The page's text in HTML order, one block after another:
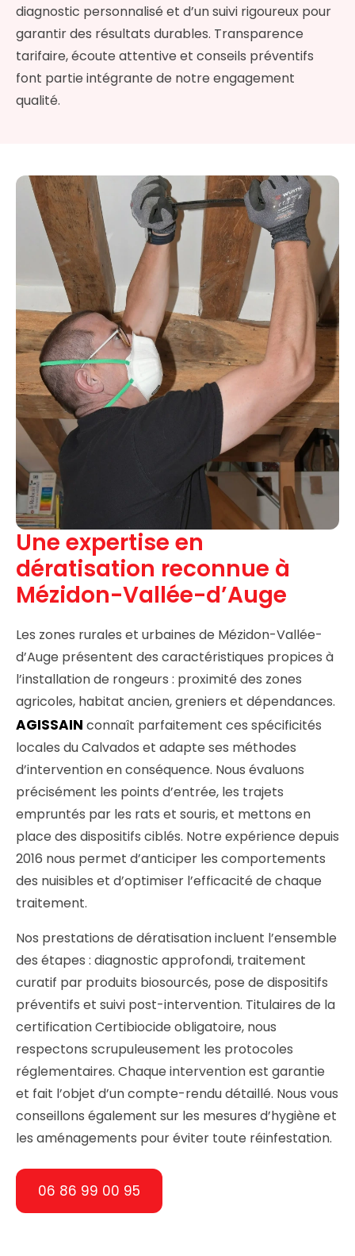
diagnostic personnalisé et d’un suivi rigoureux pour
garantir des résultats durables. Transparence
tarifaire, écoute attentive et conseils préventifs
font partie intégrante de notre engagement
qualité.
Une expertise en
dératisation reconnue à
Mézidon-Vallée-d’Auge
Les zones rurales et urbaines de Mézidon-Vallée-
d’Auge présentent des caractéristiques propices à
l’installation de rongeurs : proximité des zones
agricoles, habitat ancien, greniers et dépendances.
AGISSAIN connaît parfaitement ces spécificités
locales du Calvados et adapte ses méthodes
d’intervention en conséquence. Nous évaluons
précisément les points d’entrée, les trajets
empruntés par les rats et souris, et mettons en
place des dispositifs ciblés. Notre expérience depuis
2016 nous permet d’anticiper les comportements
des nuisibles et d’optimiser l’efficacité de chaque
traitement.
Nos prestations de dératisation incluent l’ensemble
des étapes : diagnostic approfondi, traitement
curatif par produits biosourcés, pose de dispositifs
préventifs et suivi post-intervention. Titulaires de la
certification Certibiocide obligatoire, nous
respectons scrupuleusement les protocoles
réglementaires. Chaque intervention est garantie
et fait l’objet d’un compte-rendu détaillé. Nous vous
conseillons également sur les mesures d’hygiène et
les aménagements pour éviter toute réinfestation.
06 86 99 00 95